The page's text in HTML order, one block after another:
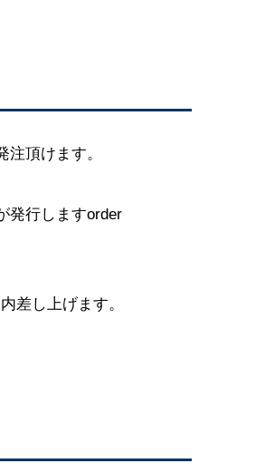
頂けます。
発行しますorder
差し上げます。